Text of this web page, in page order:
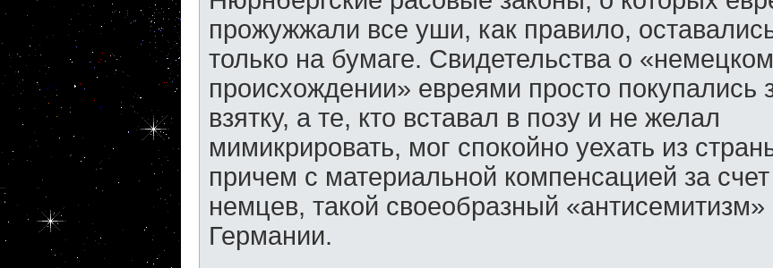
прожужжали все уши, как правило,
только на бумаге. Свидетельства о «немецком
происхождении» евреями просто покупались
взятку, а те, кто вставал в позу и не желал
мимикрировать, мог спокойно уехать из
причем с материальной компенсацией за счет
немцев, такой своеобразный
Германии.